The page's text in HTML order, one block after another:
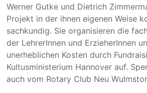
Werner Gutke und Dietrich
Projekt in der ihnen eigenen Weise
sachkundig. Sie organisieren die
der LehrerInnen und ErzieherInnen
unerheblichen Kosten durch
Kultusministerium Hannover auf.
auch vom Rotary Club Neu